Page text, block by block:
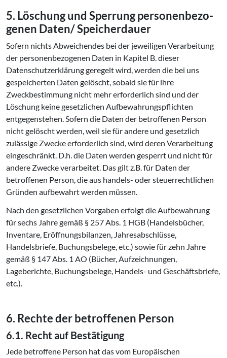
5. Löschung und Sperrung per­so­nen­be­zo­
ge­nen Daten/ Spei­cher­dau­er
Sofern nichts Abweichendes bei der jeweiligen Verarbeitung
der personenbezogenen Daten in Kapitel B. dieser
Datenschutzerklärung geregelt wird, werden die bei uns
gespeicherten Daten gelöscht, sobald sie für ihre
Zweckbestimmung nicht mehr erforderlich sind und der
Löschung keine gesetzlichen Aufbewahrungspflichten
entgegenstehen. Sofern die Daten der betroffenen Person
nicht gelöscht werden, weil sie für andere und gesetzlich
zulässige Zwecke erforderlich sind, wird deren Verarbeitung
eingeschränkt. D.h. die Daten werden gesperrt und nicht für
andere Zwecke verarbeitet. Das gilt z.B. für Daten der
betroffenen Person, die aus handels- oder steuerrechtlichen
Gründen aufbewahrt werden müssen.
Nach den gesetzlichen Vorgaben erfolgt die Aufbewahrung
für sechs Jahre gemäß § 257 Abs. 1 HGB (Handelsbücher,
Inventare, Eröffnungsbilanzen, Jahresabschlüsse,
Handelsbriefe, Buchungsbelege, etc.) sowie für zehn Jahre
gemäß § 147 Abs. 1 AO (Bücher, Aufzeichnungen,
Lageberichte, Buchungsbelege, Handels- und Geschäftsbriefe,
etc.).
6. Rechte der betroffenen Person
6.1. Recht auf Bestätigung
Jede betroffene Person hat das vom Europäischen